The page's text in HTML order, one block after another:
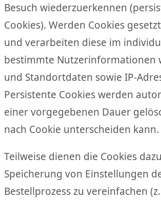
Besuch wiederzuerkennen
Cookies). Werden Cookies
und verarbeiten diese im
bestimmte Nutzerinformationen
und Standortdaten sowie IP-
Persistente Cookies werden
einer vorgegebenen Dauer
nach Cookie unterscheiden kann.
Teilweise dienen die Cookies
Speicherung von Einstellungen
Bestellprozess zu vereinfachen